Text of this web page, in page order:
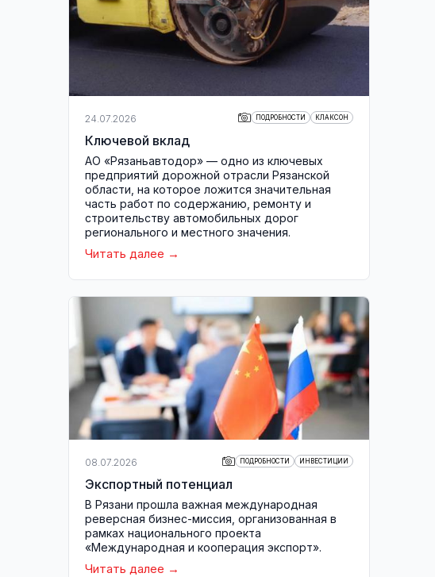
24.07.2026 ПОДРОБНОСТИ КЛАКСОН
Ключевой вклад
АО «Рязаньавтодор» — одно из ключевых
предприятий дорожной отрасли Рязанской
области, на которое ложится значительная
часть работ по содержанию, ремонту и
строительству автомобильных дорог
регионального и местного значения.
Читать далее
08.07.2026 ПОДРОБНОСТИ ИНВЕСТИЦИИ
Экспортный потенциал
В Рязани прошла важная международная
реверсная бизнес-миссия, организованная в
рамках национального проекта
«Международная и кооперация экспорт».
Читать далее